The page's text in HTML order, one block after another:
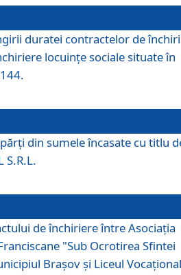
duratei contractelor de
locuinţe sociale situate în
din sumele încasate cu titlu
S.R.L.
de închiriere între Asociația
"Sub Ocrotirea Sfintei
Braşov şi Liceul